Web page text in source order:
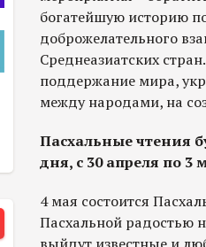
богатейшую историю
доброжелательного
Среднеазиатских
поддержание мира,
между народами, на
Пасхальные чтения
дня, с 30 апреля по 3
4 мая состоится
Пасхальной радостью